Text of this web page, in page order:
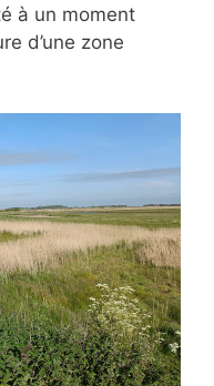
à un moment
d’une zone